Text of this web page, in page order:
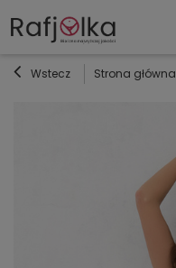
Wstecz Strona główna